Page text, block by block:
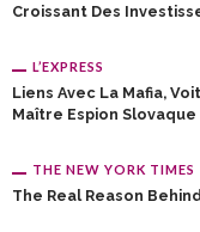
Croissant Des
L’EXPRESS
Liens Avec La Mafia,
Maître Espion Slovaque
THE NEW YORK TIMES
The Real Reason